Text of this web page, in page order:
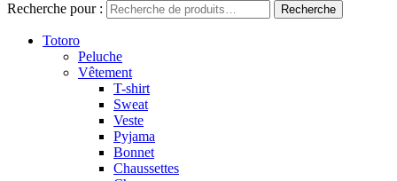
Recherche pour :
Recherche
Totoro
Peluche
Vêtement
T-shirt
Sweat
Veste
Pyjama
Bonnet
Chaussettes